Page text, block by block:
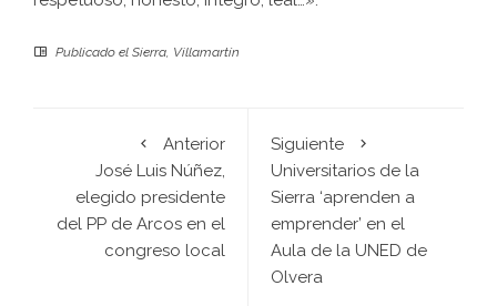
Publicado el Sierra, Villamartín
Anterior
José Luis Núñez,
elegido presidente
del PP de Arcos en el
congreso local
Siguiente
Universitarios de la
Sierra ‘aprenden a
emprender’ en el
Aula de la UNED de
Olvera